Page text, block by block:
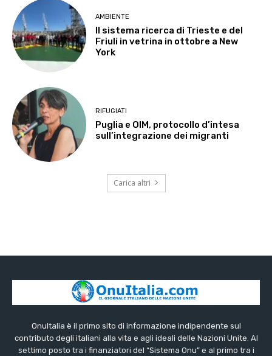
AMBIENTE
Il sistema ricerca di Trieste e del
Friuli in vetrina in ottobre a New
York
RIFUGIATI
Puglia e OIM, protocollo d’intesa
sull’integrazione dei migranti
Carica altri
OnuItalia è il primo sito di informazione indipendente sul
contributo degli italiani alla vita e agli ideali delle Nazioni Unite. Al
settimo posto tra i finanziatori del “Sistema Onu” e al primo tra i